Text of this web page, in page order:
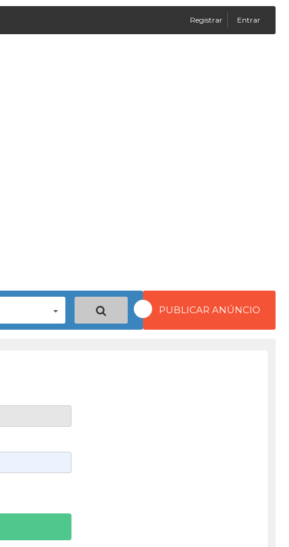
Registrar Entrar
PUBLICAR ANÚNCIO